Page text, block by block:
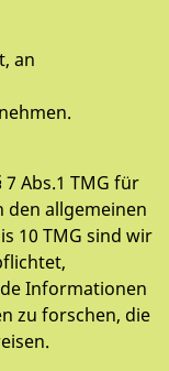
an
Abs.1 TMG für
den allgemeinen
10 TMG sind wir
Informationen
zu forschen, die